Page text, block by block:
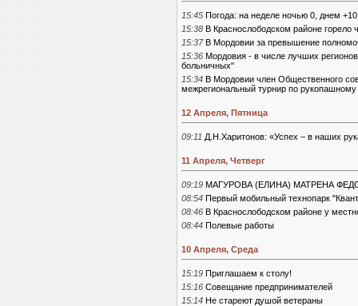
15:45 Погода: на неделе ночью 0, днем +10
15:38 В Краснослободском районе горело
15:37 В Мордовии за превышение
15:36 Мордовия - в числе лучших
больничных"
15:34 В Мордовии член Общественного
межрегиональный турнир по
12 Апреля, Пятница
09:11 Д.Н.Харитонов: «Успех – в наших
11 Апреля, Четверг
09:19 МАГУРОВА (ЕЛИНА) МАТРЕНА
08:54 Первый мобильный технопарк
08:46 В Краснослободском районе у
08:44 Полевые работы
10 Апреля, Среда
15:19 Приглашаем к столу!
15:16 Совещание предпринимателей
15:14 Не стареют душой ветераны